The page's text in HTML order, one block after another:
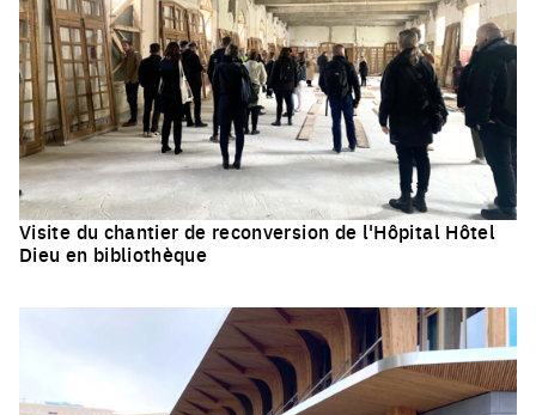
Visite du chantier de reconversion de l'Hôpital Hôtel
Dieu en bibliothèque